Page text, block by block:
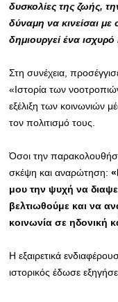
δυσκολίες της ζωής,
δύναμη να κινείσαι
δημιουργεί ένα
Στη συνέχεια,
«Ιστορία των
εξέλιξη των κοινωνιών
τον πολιτισμό τους.
Όσοι την
σκέψη και αναρώτηση:
μου την ψυχή να
βελτιωθούμε και να
κοινωνία σε ηδονική
Η εξαιρετικά
ιστορικός έδωσε